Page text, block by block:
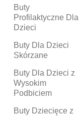
Buty
Profilaktyczne Dla
Dzieci
Buty Dla Dzieci
Skórzane
Buty Dla Dzieci z
Wysokim
Podbiciem
Buty Dziecięce z